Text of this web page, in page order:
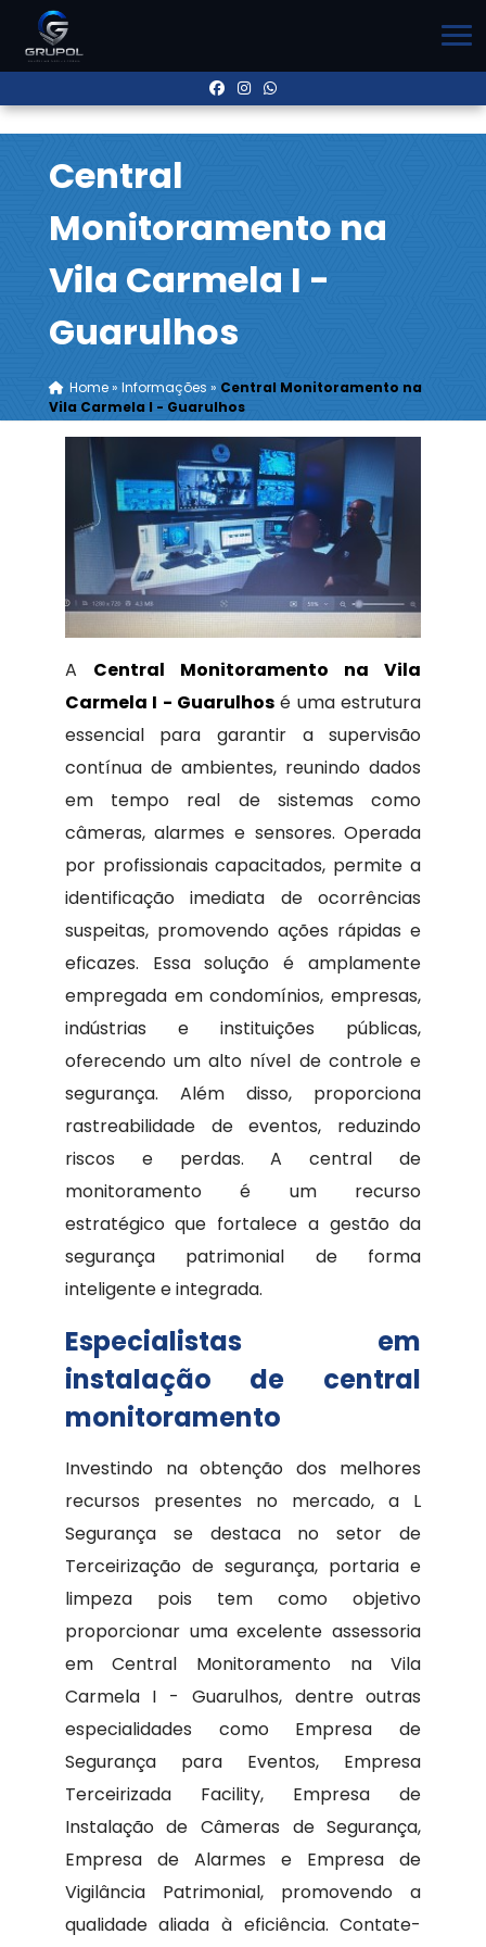
Central
Monitoramento na
Vila Carmela I -
Guarulhos
Home» Informações » Central Monitoramento na
Vila Carmela I - Guarulhos
A Central Monitoramento na Vila
Carmela I - Guarulhos é uma estrutura
essencial para garantir a supervisão
contínua de ambientes, reunindo dados
em tempo real de sistemas como
câmeras, alarmes e sensores. Operada
por profissionais capacitados, permite a
identificação imediata de ocorrências
suspeitas, promovendo ações rápidas e
eficazes. Essa solução é amplamente
empregada em condomínios, empresas,
indústrias e instituições públicas,
oferecendo um alto nível de controle e
segurança. Além disso, proporciona
rastreabilidade de eventos, reduzindo
riscos e perdas. A central de
monitoramento é um recurso
estratégico que fortalece a gestão da
segurança patrimonial de forma
inteligente e integrada.
Especialistas em
instalação de central
monitoramento
Investindo na obtenção dos melhores
recursos presentes no mercado, a L
Segurança se destaca no setor de
Terceirização de segurança, portaria e
limpeza pois tem como objetivo
proporcionar uma excelente assessoria
em Central Monitoramento na Vila
Carmela I - Guarulhos, dentre outras
especialidades como Empresa de
Segurança para Eventos, Empresa
Terceirizada Facility, Empresa de
Instalação de Câmeras de Segurança,
Empresa de Alarmes e Empresa de
Vigilância Patrimonial, promovendo a
qualidade aliada à eficiência. Contate-